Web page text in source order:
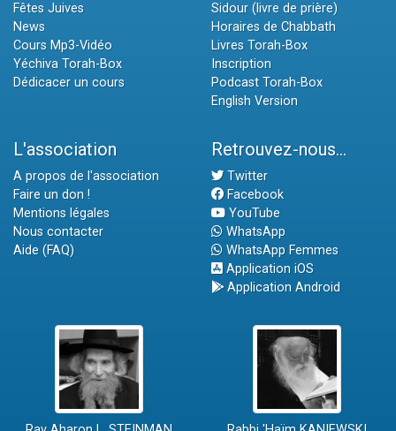
Fêtes Juives
News
Cours Mp3-Vidéo
Yéchiva Torah-Box
Dédicacer un cours
Sidour (livre de prière)
Horaires de Chabbath
Livres Torah-Box
Inscription
Podcast Torah-Box
English Version
L'association
A propos de l'association
Faire un don !
Mentions légales
Nous contacter
Aide (FAQ)
Retrouvez-nous...
Twitter
Facebook
YouTube
WhatsApp
WhatsApp Femmes
Application iOS
Application Android